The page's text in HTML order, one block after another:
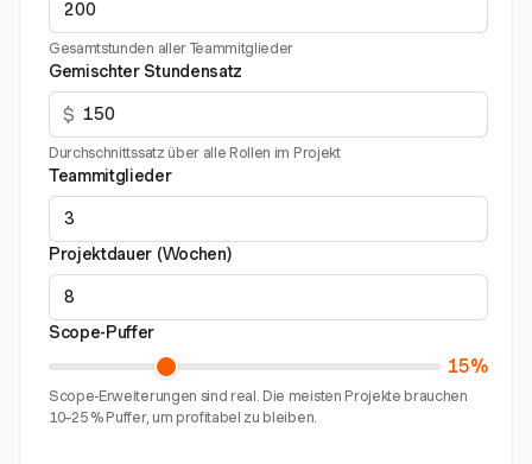
Gesamtstunden aller Teammitglieder
Gemischter Stundensatz
$
Durchschnittssatz über alle Rollen im Projekt
Teammitglieder
Projektdauer (Wochen)
Scope-Puffer
15%
Scope-Erweiterungen sind real. Die meisten Projekte brauchen
10–25 % Puffer, um profitabel zu bleiben.